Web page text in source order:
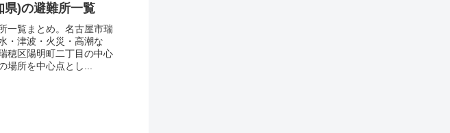
県)の避難所一覧
一覧まとめ。名古屋市瑞
・津波・火災・高潮な
穂区陽明町二丁目の中心
場所を中心点とし...